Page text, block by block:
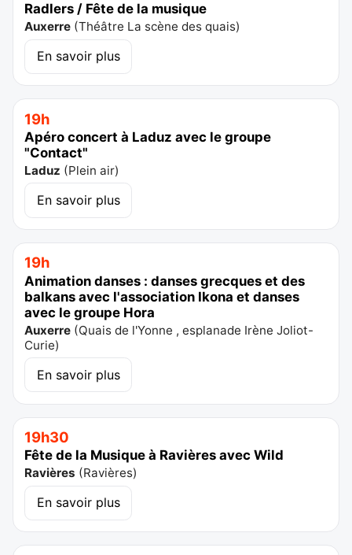
Radlers / Fête de la musique
Auxerre (Théâtre La scène des quais)
En savoir plus
19h
Apéro concert à Laduz avec le groupe
"Contact"
Laduz (Plein air)
En savoir plus
19h
Animation danses : danses grecques et des
balkans avec l'association Ikona et danses
avec le groupe Hora
Auxerre (Quais de l'Yonne , esplanade Irène Joliot-
Curie)
En savoir plus
19h30
Fête de la Musique à Ravières avec Wild
Ravières (Ravières)
En savoir plus